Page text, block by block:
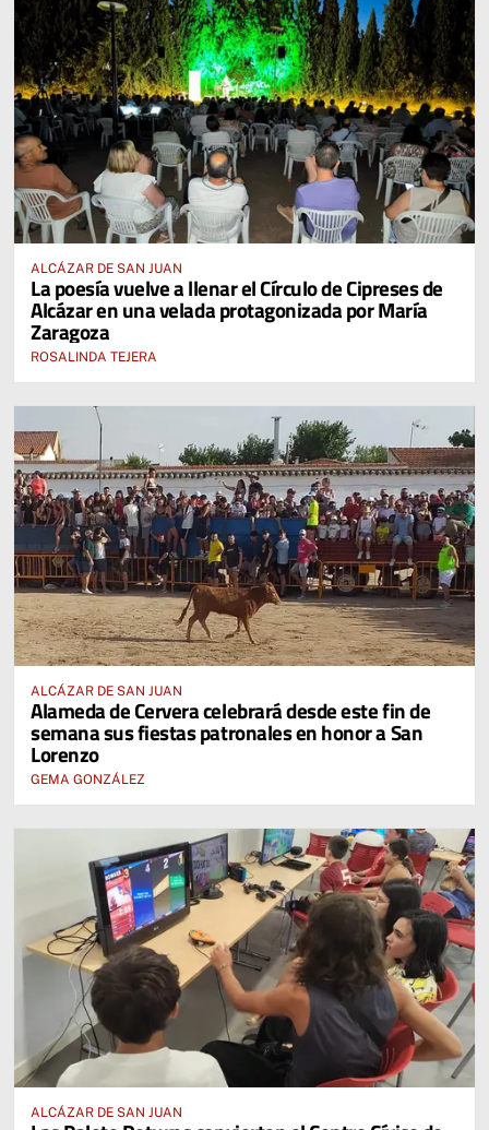
ALCÁZAR DE SAN JUAN
La poesía vuelve a llenar el Círculo de Cipreses de
Alcázar en una velada protagonizada por María
Zaragoza
ROSALINDA TEJERA
ALCÁZAR DE SAN JUAN
Alameda de Cervera celebrará desde este fin de
semana sus fiestas patronales en honor a San
Lorenzo
GEMA GONZÁLEZ
ALCÁZAR DE SAN JUAN